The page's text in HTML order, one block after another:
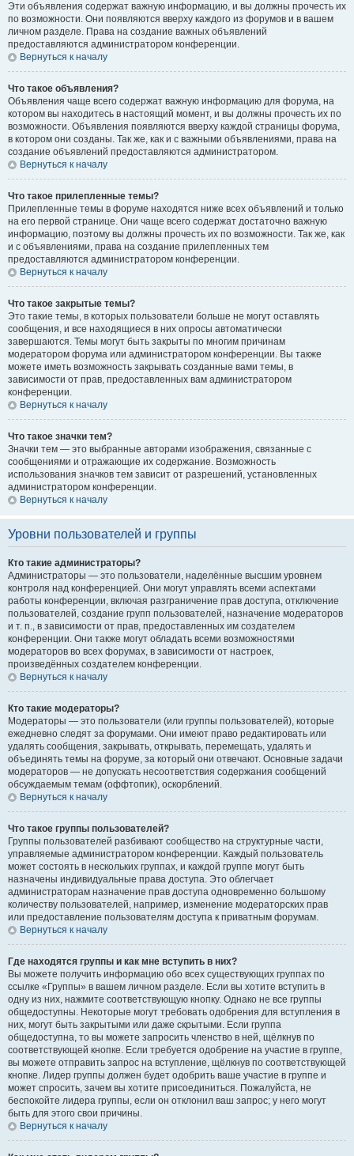
Эти объявления содержат важную информацию, и вы должны прочесть их
по возможности. Они появляются вверху каждого из форумов и в вашем
личном разделе. Права на создание важных объявлений
предоставляются администратором конференции.
Вернуться к началу
Что такое объявления?
Объявления чаще всего содержат важную информацию для форума, на
котором вы находитесь в настоящий момент, и вы должны прочесть их по
возможности. Объявления появляются вверху каждой страницы форума,
в котором они созданы. Так же, как и с важными объявлениями, права на
создание объявлений предоставляются администратором.
Вернуться к началу
Что такое прилепленные темы?
Прилепленные темы в форуме находятся ниже всех объявлений и только
на его первой странице. Они чаще всего содержат достаточно важную
информацию, поэтому вы должны прочесть их по возможности. Так же, как
и с объявлениями, права на создание прилепленных тем
предоставляются администратором конференции.
Вернуться к началу
Что такое закрытые темы?
Это такие темы, в которых пользователи больше не могут оставлять
сообщения, и все находящиеся в них опросы автоматически
завершаются. Темы могут быть закрыты по многим причинам
модератором форума или администратором конференции. Вы также
можете иметь возможность закрывать созданные вами темы, в
зависимости от прав, предоставленных вам администратором
конференции.
Вернуться к началу
Что такое значки тем?
Значки тем — это выбранные авторами изображения, связанные с
сообщениями и отражающие их содержание. Возможность
использования значков тем зависит от разрешений, установленных
администратором конференции.
Вернуться к началу
Уровни пользователей и группы
Кто такие администраторы?
Администраторы — это пользователи, наделённые высшим уровнем
контроля над конференцией. Они могут управлять всеми аспектами
работы конференции, включая разграничение прав доступа, отключение
пользователей, создание групп пользователей, назначение модераторов
и т. п., в зависимости от прав, предоставленных им создателем
конференции. Они также могут обладать всеми возможностями
модераторов во всех форумах, в зависимости от настроек,
произведённых создателем конференции.
Вернуться к началу
Кто такие модераторы?
Модераторы — это пользователи (или группы пользователей), которые
ежедневно следят за форумами. Они имеют право редактировать или
удалять сообщения, закрывать, открывать, перемещать, удалять и
объединять темы на форуме, за который они отвечают. Основные задачи
модераторов — не допускать несоответствия содержания сообщений
обсуждаемым темам (оффтопик), оскорблений.
Вернуться к началу
Что такое группы пользователей?
Группы пользователей разбивают сообщество на структурные части,
управляемые администратором конференции. Каждый пользователь
может состоять в нескольких группах, и каждой группе могут быть
назначены индивидуальные права доступа. Это облегчает
администраторам назначение прав доступа одновременно большому
количеству пользователей, например, изменение модераторских прав
или предоставление пользователям доступа к приватным форумам.
Вернуться к началу
Где находятся группы и как мне вступить в них?
Вы можете получить информацию обо всех существующих группах по
ссылке «Группы» в вашем личном разделе. Если вы хотите вступить в
одну из них, нажмите соответствующую кнопку. Однако не все группы
общедоступны. Некоторые могут требовать одобрения для вступления в
них, могут быть закрытыми или даже скрытыми. Если группа
общедоступна, то вы можете запросить членство в ней, щёлкнув по
соответствующей кнопке. Если требуется одобрение на участие в группе,
вы можете отправить запрос на вступление, щёлкнув по соответствующей
кнопке. Лидер группы должен будет одобрить ваше участие в группе и
может спросить, зачем вы хотите присоединиться. Пожалуйста, не
беспокойте лидера группы, если он отклонил ваш запрос; у него могут
быть для этого свои причины.
Вернуться к началу